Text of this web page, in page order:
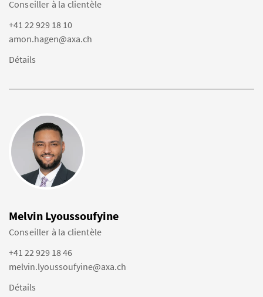
Conseiller à la clientèle
+41 22 929 18 10
amon.hagen@axa.ch
Détails
Melvin Lyoussoufyine
Conseiller à la clientèle
+41 22 929 18 46
melvin.lyoussoufyine@axa.ch
Détails